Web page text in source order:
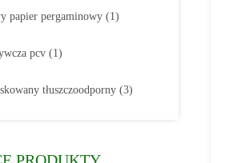
papier pergaminowy (1)
pcv (1)
tłuszczoodporny (3)